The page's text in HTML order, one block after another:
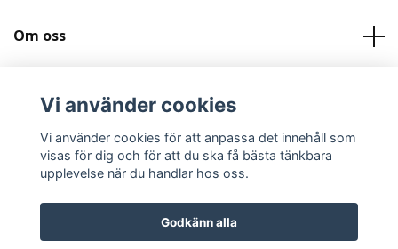
Om oss
Köpvilkor och Kontakt
Vi använder cookies
Vi använder cookies för att anpassa det innehåll som
visas för dig och för att du ska få bästa tänkbara
upplevelse när du handlar hos oss.
Godkänn alla